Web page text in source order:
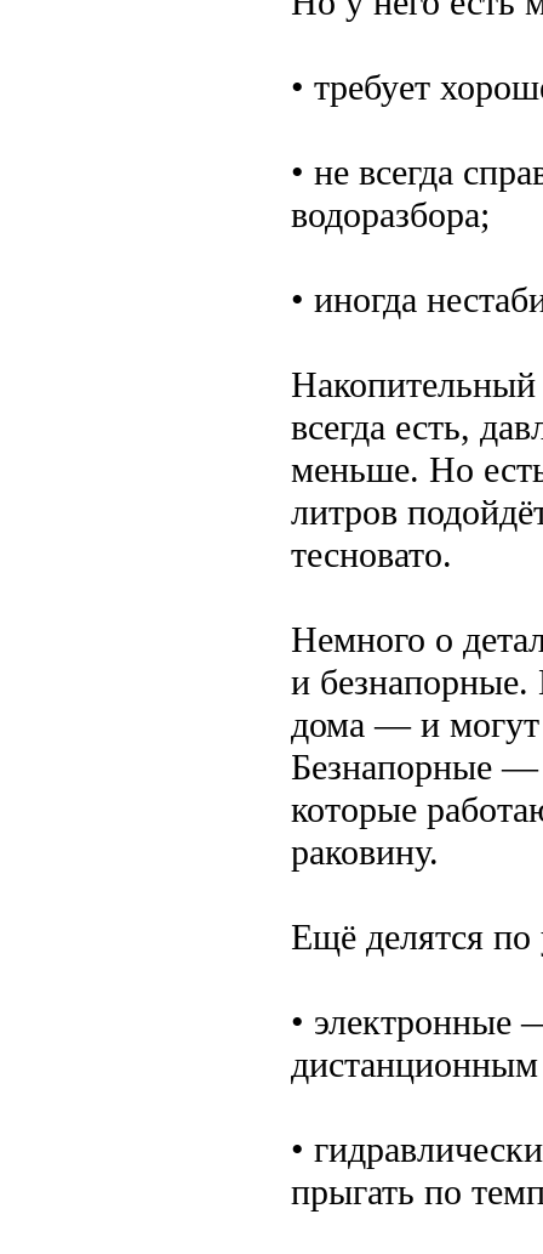
• требует
• не всегда
водоразбора;
• иногда
Накопительный
всегда есть,
меньше. Но
литров
тесновато.
Немного о
и
дома — и могут
Безнапорные —
которые
раковину.
Ещё делятся
• электронные
•
прыгать по